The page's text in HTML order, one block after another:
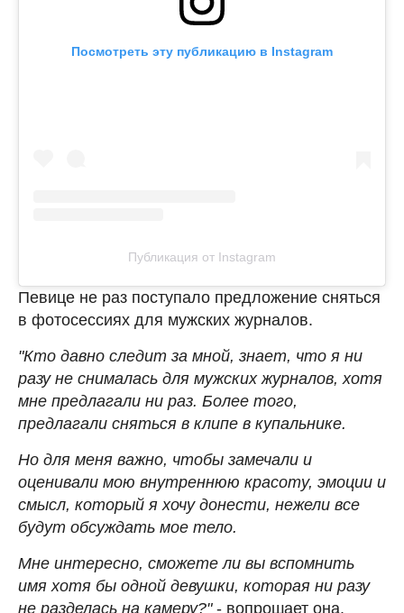
Посмотреть эту публикацию в Instagram
Публикация от Instagram
Певице не раз поступало предложение сняться
в фотосессиях для мужских журналов.
"Кто давно следит за мной, знает, что я ни
разу не снималась для мужских журналов, хотя
мне предлагали ни раз. Более того,
предлагали сняться в клипе в купальнике.
Но для меня важно, чтобы замечали и
оценивали мою внутреннюю красоту, эмоции и
смысл, который я хочу донести, нежели все
будут обсуждать мое тело.
Мне интересно, сможете ли вы вспомнить
имя хотя бы одной девушки, которая ни разу
не разделась на камеру?"- вопрошает она.